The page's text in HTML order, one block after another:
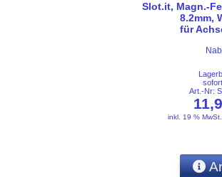
Slot.it, Magn.-
8.2mm,
für
Art.-Nr:
inkl. 19 %